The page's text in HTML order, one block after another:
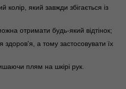
який завжди збігається із
отримати будь-який відтінок;
здоров'я, а тому застосовувати їх
плям на шкірі рук.